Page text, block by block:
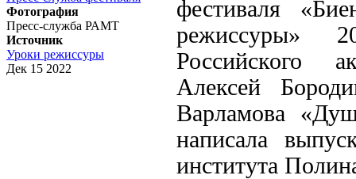
Фотография
Пресс-служба РАМТ
Источник
Уроки режиссуры
Дек 15 2022
фестиваля
режиссуры»
Российского
Алексей
Варламова
написала
института